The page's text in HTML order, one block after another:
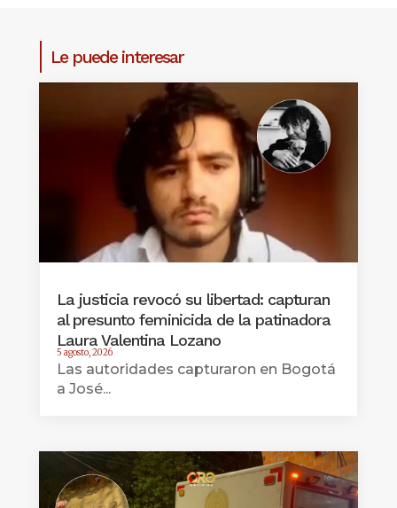
Le puede interesar
La justicia revocó su libertad: capturan
al presunto feminicida de la patinadora
Laura Valentina Lozano
5 agosto, 2026
Las autoridades capturaron en Bogotá
a José...